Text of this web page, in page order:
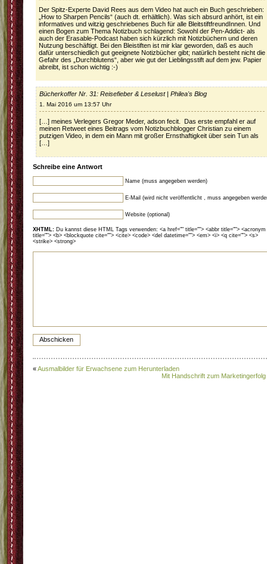
Der Spitz-Experte David Rees aus dem Video hat auch ein Buch geschrieben:
„How to Sharpen Pencils“ (auch dt. erhältlich). Was sich absurd anhört, ist ein
informatives und witzig geschriebenes Buch für alle BleitstiftfreundInnen. Und
einen Bogen zum Thema Notizbuch schlagend: Sowohl der Pen-Addict- als
auch der Erasable-Podcast haben sich kürzlich mit Notizbüchern und deren
Nutzung beschäftigt. Bei den Bleistiften ist mir klar geworden, daß es auch
dafür unterschiedlich gut geeignete Notizbücher gibt; natürlich besteht nicht die
Gefahr des „Durchblutens“, aber wie gut der Lieblingsstift auf dem jew. Papier
abreibt, ist schon wichtig :-)
Bücherkoffer Nr. 31: Reisefieber & Leselust | Philea's Blog
1. Mai 2016 um 13:57 Uhr
[…] meines Verlegers Gregor Meder, adson fecit. Das erste empfahl er auf
meinen Retweet eines Beitrags vom Notizbuchblogger Christian zu einem
putzigen Video, in dem ein Mann mit großer Ernsthaftigkeit über sein Tun als
[…]
Schreibe eine Antwort
Name (muss angegeben werden)
E-Mail (wird nicht veröffentlicht , muss angegeben
Website (optional)
XHTML: Du kannst diese HTML Tags verwenden: <a href="" title=""> <abbr title=""> <acronym
title=""> <b> <blockquote cite=""> <cite> <code> <del datetime=""> <em> <i> <q cite=""> <s>
<strike> <strong>
«Ausmalbilder für Erwachsene zum Herunterladen
Mit Handschrift zum Marketingerfolg